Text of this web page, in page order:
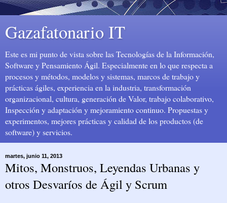
Gazafatonario IT
Este es mi punto de vista sobre las Tecnologías de la Información,
Software y Pensamiento Ágil. Especialmente en lo que respecta a
procesos y métodos, modelos y sistemas, marcos de trabajo y
prácticas ágiles, experiencia en la industria, transformación
organizacional, cultura, generación de Valor, trabajo colaborativo,
Inspección y adaptación y mejoramiento continuo. Propuestas y
experimentos, mejores prácticas y calidad de los productos (de
software) y servicios.
martes, junio 11, 2013
Mitos, Monstruos, Leyendas Urbanas y
otros Desvaríos de Ágil y Scrum